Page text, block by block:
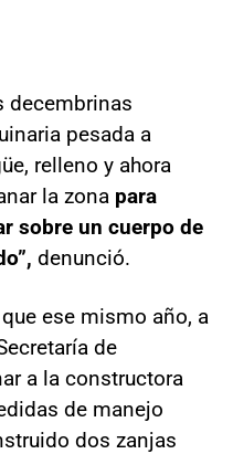
decembrinas
pesada a
relleno y ahora
la zona para
sobre un cuerpo de
denunció.
que ese mismo año, a
de
a la constructora
de manejo
dos zanjas